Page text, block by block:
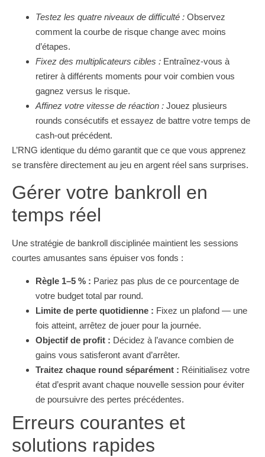
Testez les quatre niveaux de difficulté : Observez
comment la courbe de risque change avec moins
d’étapes.
Fixez des multiplicateurs cibles : Entraînez-vous à
retirer à différents moments pour voir combien vous
gagnez versus le risque.
Affinez votre vitesse de réaction : Jouez plusieurs
rounds consécutifs et essayez de battre votre temps de
cash‑out précédent.
L’RNG identique du démo garantit que ce que vous apprenez
se transfère directement au jeu en argent réel sans surprises.
Gérer votre bankroll en
temps réel
Une stratégie de bankroll disciplinée maintient les sessions
courtes amusantes sans épuiser vos fonds :
Règle 1–5 % : Pariez pas plus de ce pourcentage de
votre budget total par round.
Limite de perte quotidienne : Fixez un plafond — une
fois atteint, arrêtez de jouer pour la journée.
Objectif de profit : Décidez à l’avance combien de
gains vous satisferont avant d’arrêter.
Traitez chaque round séparément : Réinitialisez votre
état d’esprit avant chaque nouvelle session pour éviter
de poursuivre des pertes précédentes.
Erreurs courantes et
solutions rapides